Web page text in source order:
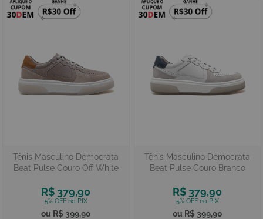
Tênis Masculino Democrata
Beat Pulse Couro Off White
R$ 379,90
R$ 399,90
Tênis Masculino Democrata
Beat Pulse Couro Branco
R$ 379,90
R$ 399,90